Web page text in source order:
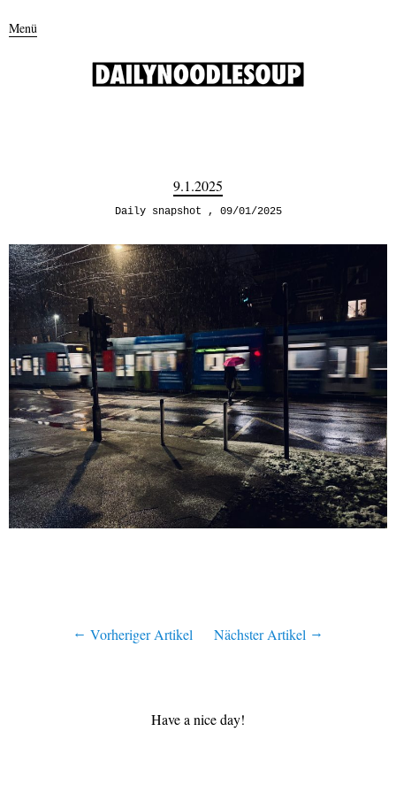
Menü
9.1.2025
Daily snapshot 09/01/2025
Vorheriger Artikel Nächster Artikel
Have a nice day!